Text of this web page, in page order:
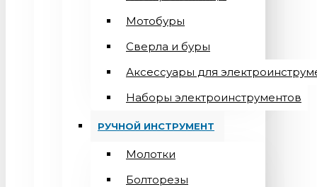
Мотобуры
Сверла и буры
Аксессуары для
Наборы электроинструментов
РУЧНОЙ ИНСТРУМЕНТ
Молотки
Болторезы